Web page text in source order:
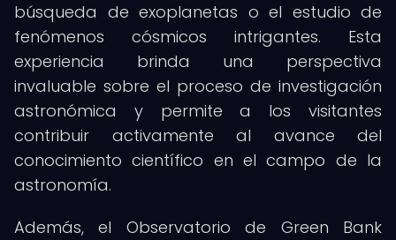
búsqueda de exoplanetas o el estudio de
fenómenos cósmicos intrigantes. Esta
experiencia brinda una perspectiva
invaluable sobre el proceso de investigación
astronómica y permite a los visitantes
contribuir activamente al avance del
conocimiento científico en el campo de la
astronomía.
Además, el Observatorio de Green Bank